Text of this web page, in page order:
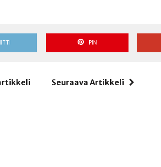
PIN
Seuraava Artikkeli